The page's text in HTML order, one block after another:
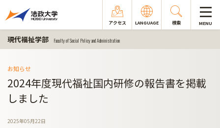
アクセス LANGUAGE 検索 MENU
現代福祉学部 Faculty of Social Policy and Administration
お知らせ
2024年度現代福祉国内研修の報告書を掲載
しました
2025年05月22日